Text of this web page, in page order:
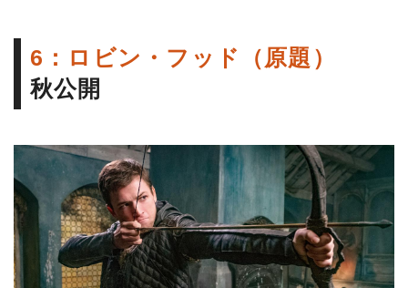
6：ロビン・フッド（原題）
秋公開